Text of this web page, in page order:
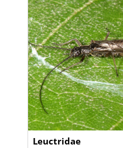
Leuctridae